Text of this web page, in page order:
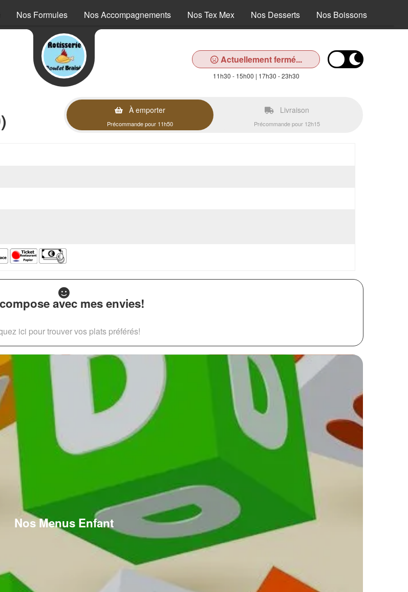
Nos Formules Nos Accompagnements Nos Tex Mex Nos Desserts Nos Boissons
Actuellement fermé...
11h30 - 15h00 | 17h30 - 23h30
À emporter
Précommande pour 11h50
Livraison
Précommande pour 12h15
avec mes envies!
ici pour trouver vos plats préférés!
Nos Menus Enfant